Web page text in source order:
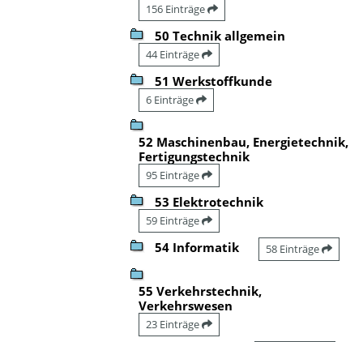
156 Einträge
50 Technik allgemein
44 Einträge
51 Werkstoffkunde
6 Einträge
52 Maschinenbau, Energietechnik,
Fertigungstechnik
95 Einträge
53 Elektrotechnik
59 Einträge
54 Informatik 58 Einträge
55 Verkehrstechnik,
Verkehrswesen
23 Einträge